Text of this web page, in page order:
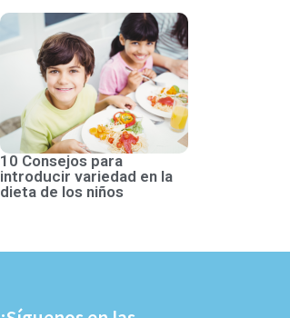
10 Consejos para
introducir variedad en la
dieta de los niños